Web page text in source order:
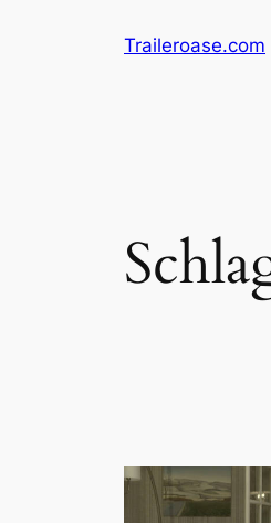
Traileroase.com